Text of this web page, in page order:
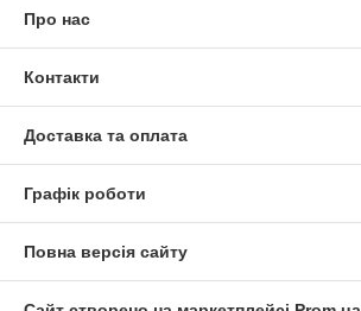
Про нас
Контакти
Доставка та оплата
Графік роботи
Повна версія сайту